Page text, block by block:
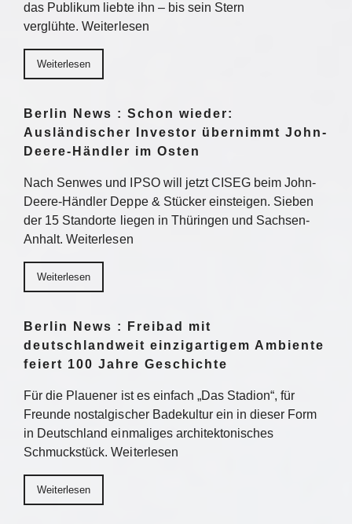
das Publikum liebte ihn – bis sein Stern
verglühte. Weiterlesen
Weiterlesen
Berlin News : Schon wieder:
Ausländischer Investor übernimmt John-
Deere-Händler im Osten
Nach Senwes und IPSO will jetzt CISEG beim John-
Deere-Händler Deppe & Stücker einsteigen. Sieben
der 15 Standorte liegen in Thüringen und Sachsen-
Anhalt. Weiterlesen
Weiterlesen
Berlin News : Freibad mit
deutschlandweit einzigartigem Ambiente
feiert 100 Jahre Geschichte
Für die Plauener ist es einfach „Das Stadion“, für
Freunde nostalgischer Badekultur ein in dieser Form
in Deutschland einmaliges architektonisches
Schmuckstück. Weiterlesen
Weiterlesen